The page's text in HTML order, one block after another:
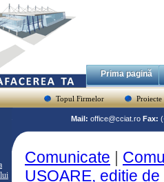
Prima pagină
Topul Firmelor Proiecte
Mail: office@cciat.ro Fax:
Comunicate |
USOARE, editie